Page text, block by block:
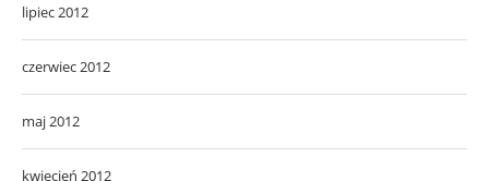
lipiec 2012
czerwiec 2012
maj 2012
kwiecień 2012